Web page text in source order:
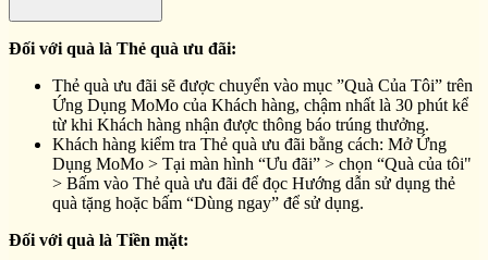
Đối với quà là Thẻ quà ưu đãi:
Thẻ quà ưu đãi sẽ được chuyển vào mục ”Quà Của Tôi” trên
Ứng Dụng MoMo của Khách hàng, chậm nhất là 30 phút kể
từ khi Khách hàng nhận được thông báo trúng thưởng.
Khách hàng kiểm tra Thẻ quà ưu đãi bằng cách: Mở Ứng
Dụng MoMo > Tại màn hình “Ưu đãi” > chọn “Quà của tôi"
> Bấm vào Thẻ quà ưu đãi để đọc Hướng dẫn sử dụng thẻ
quà tặng hoặc bấm “Dùng ngay” để sử dụng.
Đối với quà là Tiền mặt: